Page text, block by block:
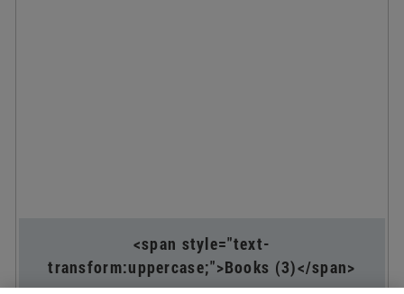
<span style="text-
transform:uppercase;">Books (3)</span>